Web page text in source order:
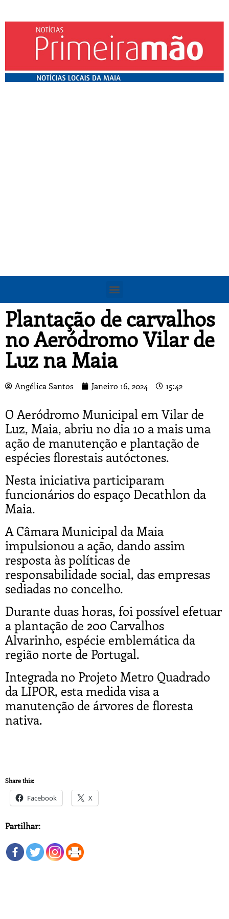
Plantação de carvalhos
no Aeródromo Vilar de
Luz na Maia
Angélica Santos Janeiro 16, 2024 15:42
O Aeródromo Municipal em Vilar de
Luz, Maia, abriu no dia 10 a mais uma
ação de manutenção e plantação de
espécies florestais autóctones.
Nesta iniciativa participaram
funcionários do espaço Decathlon da
Maia.
A Câmara Municipal da Maia
impulsionou a ação, dando assim
resposta às políticas de
responsabilidade social, das empresas
sediadas no concelho.
Durante duas horas, foi possível efetuar
a plantação de 200 Carvalhos
Alvarinho, espécie emblemática da
região norte de Portugal.
Integrada no Projeto Metro Quadrado
da LIPOR, esta medida visa a
manutenção de árvores de floresta
nativa.
Share this:
Facebook X
Partilhar: